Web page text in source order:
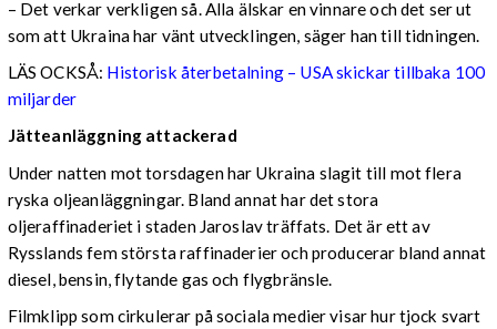
– Det verkar verkligen så. Alla älskar en vinnare och det ser ut
som att Ukraina har vänt utvecklingen, säger han till tidningen.
LÄS OCKSÅ: Historisk återbetalning – USA skickar tillbaka 100
miljarder
Jätteanläggning attackerad
Under natten mot torsdagen har Ukraina slagit till mot flera
ryska oljeanläggningar. Bland annat har det stora
oljeraffinaderiet i staden Jaroslav träffats. Det är ett av
Rysslands fem största raffinaderier och producerar bland annat
diesel, bensin, flytande gas och flygbränsle.
Filmklipp som cirkulerar på sociala medier visar hur tjock svart